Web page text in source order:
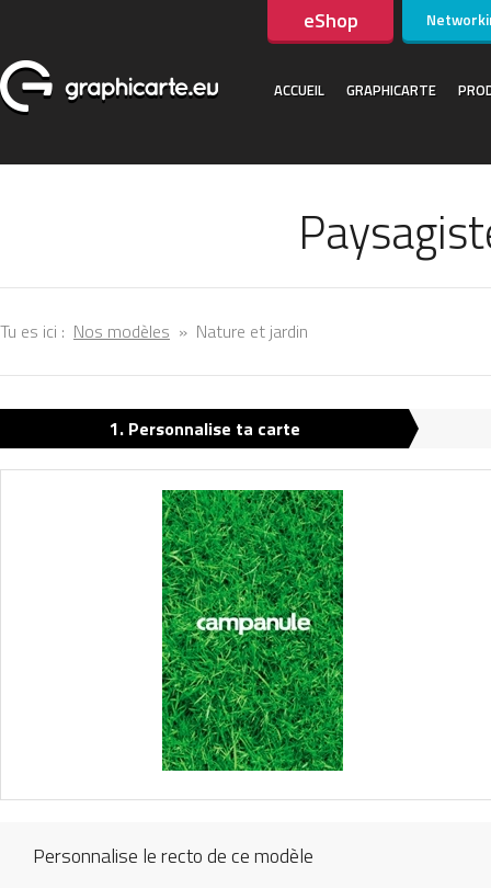
eShop
ACCUEIL GRAPHICARTE
Tu es ici : Nos modèles » Nature et jardin
1. Personnalise ta carte
Personnalise le recto de ce modèle